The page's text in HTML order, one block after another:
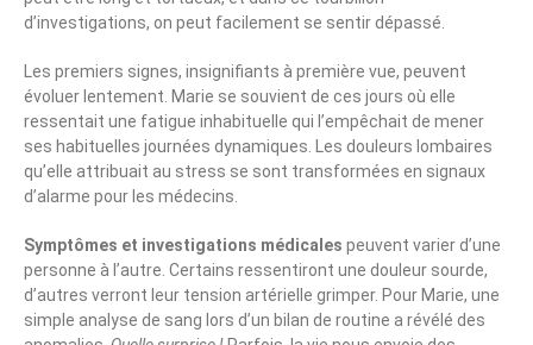
d’investigations, on peut facilement se sentir dépassé.
Les premiers signes, insignifiants à première vue, peuvent
évoluer lentement. Marie se souvient de ces jours où elle
ressentait une fatigue inhabituelle qui l’empêchait de mener
ses habituelles journées dynamiques. Les douleurs lombaires
qu’elle attribuait au stress se sont transformées en signaux
d’alarme pour les médecins.
Symptômes et investigations médicales peuvent varier d’une
personne à l’autre. Certains ressentiront une douleur sourde,
d’autres verront leur tension artérielle grimper. Pour Marie, une
simple analyse de sang lors d’un bilan de routine a révélé des